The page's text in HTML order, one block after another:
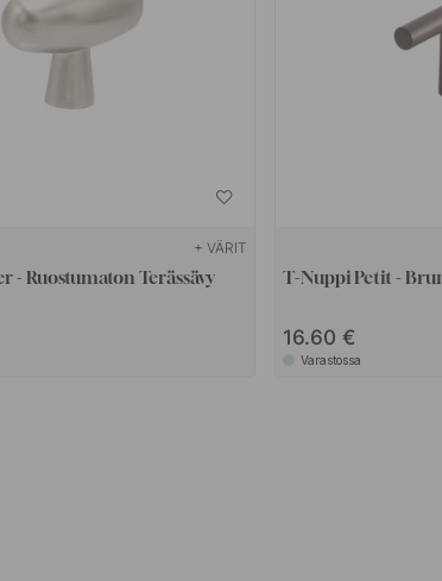
+ VÄRIT
- Ruostumaton Terässävy T-Nuppi Petit -
16.60
Varastossa